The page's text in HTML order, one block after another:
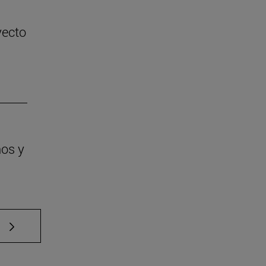
y
TAB para desplazarse.